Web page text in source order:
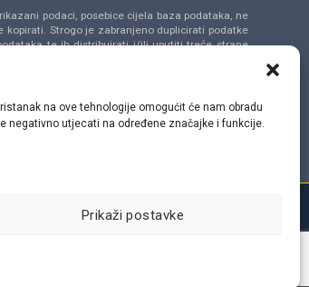
na ove tehnologije omogućit će nam obradu
negativno utjecati na određene značajke i funkcije.
Prikaži postavke
podaci, posebice cijela baza podataka, ne
kopirati. Strogo je zabranjeno duplicirati podatke
te ih distribuirati i/ili uputiti treće strane